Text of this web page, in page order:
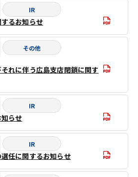
IR
るお知らせ
その他
れに伴う広島支店閉鎖に関す
IR
らせ
IR
任に関するお知らせ